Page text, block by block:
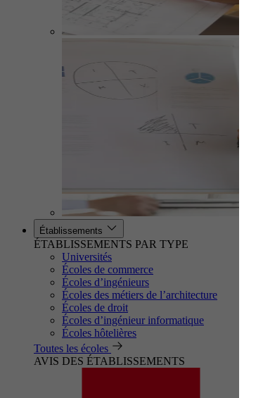
Établissements
ÉTABLISSEMENTS PAR TYPE
Universités
Écoles de commerce
Écoles d’ingénieurs
Écoles des métiers de l’architecture
Écoles de droit
Écoles d’ingénieur informatique
Écoles hôtelières
Toutes les écoles
AVIS DES ÉTABLISSEMENTS